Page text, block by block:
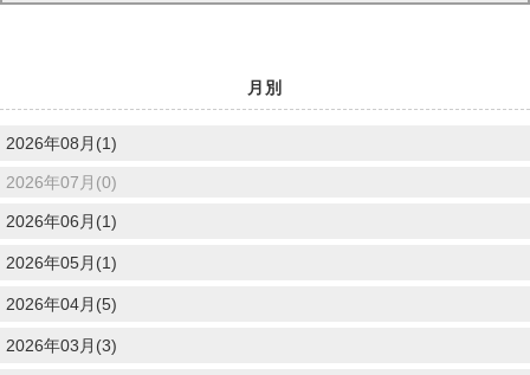
月別
2026年08月(1)
2026年07月(0)
2026年06月(1)
2026年05月(1)
2026年04月(5)
2026年03月(3)